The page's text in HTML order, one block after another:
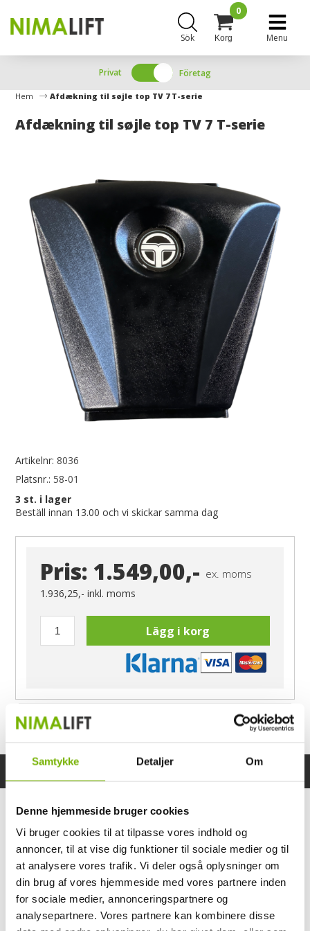
Samtykke Detaljer Om
Denne hjemmeside bruger cookies
Vi bruger cookies til at tilpasse vores indhold og
annoncer, til at vise dig funktioner til sociale medier og til
at analysere vores trafik. Vi deler også oplysninger om
din brug af vores hjemmeside med vores partnere inden
for sociale medier, annonceringspartnere og
analysepartnere. Vores partnere kan kombinere disse
Sök Korg
0
Menu
Privat Företag
Hem Afdækning til søjle top TV 7 T-serie
Afdækning til søjle top TV 7 T-serie
Artikelnr: 8036
Platsnr.: 58-01
3 st. i lager
Beställ innan 13.00 och vi skickar samma dag
Pris: 1.549,00,- ex. moms
1.936,25,-inkl. moms
Lägg i korg
Ring Morten